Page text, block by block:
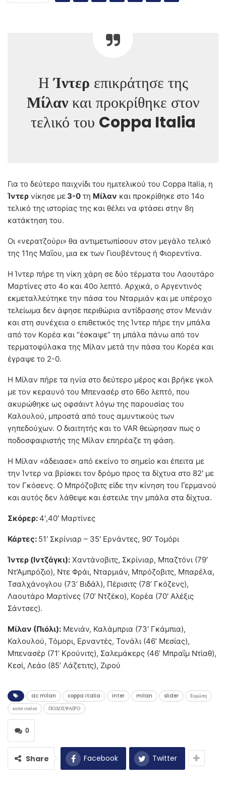
ΗΊντερ επικράτησε της
Μίλανκαι προκρίθηκε στον
τελικό του Coppa Italia
Για το δεύτερο παιχνίδι του ημιτελικού του Coppa Italia, η
Ίντερ νίκησε με 3-0 τη Μίλαν και προκρίθηκε στο 14ο
τελικό της ιστορίας της και θέλει να φτάσει στην 8η
κατάκτηση του.
Οι «νερατζούρι» θα αντιμετωπίσουν στον μεγάλο τελικό
της 11ης Μαΐου, μια εκ των Γιουβέντους ή Φιορεντίνα.
Η Ίντερ πήρε τη νίκη χάρη σε δύο τέρματα του Λαουτάρο
Μαρτίνες στο 4ο και 40ο λεπτό. Αρχικά, ο Αργεντινός
εκμεταλλεύτηκε την πάσα του Νταρμιάν και με υπέροχο
τελείωμα δεν άφησε περιθώρια αντίδρασης στον Μενιάν
και στη συνέχεια ο επιθετικός της Ίντερ πήρε την μπάλα
από τον Κορέα και “έσκαψε” τη μπάλα πάνω από τον
τερματοφύλακα της Μίλαν μετά την πάσα του Κορέα και
έγραψε το 2-0.
Η Μίλαν πήρε τα ηνία στο δεύτερο μέρος και βρήκε γκολ
με τον κεραυνό του Μπενασέρ στο 66ο λεπτό, που
ακυρώθηκε ως οφσάιντ λόγω της παρουσίας του
Καλουλού, μπροστά από τους αμυντικούς των
γηπεδούχων. Ο διαιτητής και το VAR θεώρησαν πως ο
ποδοσφαιριστής της Μίλαν επηρέαζε τη φάση.
Η Μίλαν «άδειασε» από εκείνο το σημείο και έπειτα με
την Ίντερ να βρίσκει τον δρόμο προς τα δίχτυα στο 82′ με
τον Γκόσενς. Ο Μπρόζοβιτς είδε την κίνηση του Γερμανού
και αυτός δεν λάθεψε και έστειλε την μπάλα στα δίχτυα.
Σκόρερ: 4′,40′ Μαρτίνες
Κάρτες: 51′ Σκρίνιαρ – 35′ Ερνάντες, 90′ Τομόρι
Ίντερ (Ιντζάγκι): Χαντάνοβιτς, Σκρίνιαρ, Μπαζτόνι (79′
Ντ’Αμπρόζιο), Ντε Φράι, Νταρμιάν, Μπρόζοβιτς, Μπαρέλα,
Τσαλχάνογλου (73’ Βιδάλ), Πέρισιτς (78’ Γκόζενς),
Λαουτάρο Μαρτίνες (70’ Ντζέκο), Κορέα (70′ Αλέξις
Σάντσες).
Μίλαν (Πιόλι): Μενιάν, Καλάμπρια (73′ Γκάμπια),
Καλουλού, Τόμορι, Ερναντές, Τονάλι (46’ Μεσίας),
Μπενασέρ (71’ Κρούνιτς), Σαλεμάκερς (46’ Μπραΐμ Ντίαθ),
Κεσί, Λεάο (85’ Λάζετιτς), Ζιρού
ac milan coppa italia inter milan slider
Ευρώπη
κοπα ιταλια
ΠΟΔΟΣΦΑΙΡΟ
0
Share Facebook Twitter